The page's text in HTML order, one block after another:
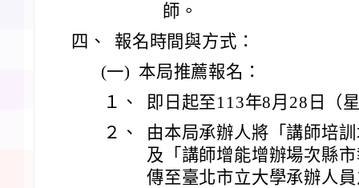
師。
四、
報名時間與方式：
(一) 本局推薦報名：
１、
即日起至113年8月28日（
２、
由本局承辦人將「講師培
及「講師增能增辦場次縣
傳至臺北市立大學承辦人